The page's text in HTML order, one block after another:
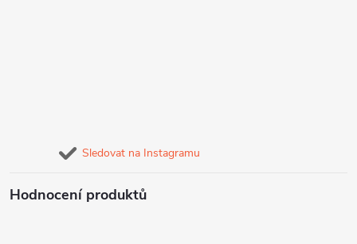
Sledovat na Instagramu
Hodnocení produktů